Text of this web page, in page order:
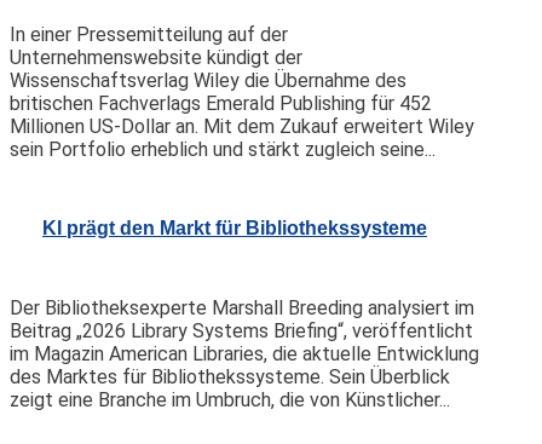
In einer Pressemitteilung auf der
Unternehmenswebsite kündigt der
Wissenschaftsverlag Wiley die Übernahme des
britischen Fachverlags Emerald Publishing für 452
Millionen US-Dollar an. Mit dem Zukauf erweitert Wiley
sein Portfolio erheblich und stärkt zugleich seine...
KI prägt den Markt für Bibliothekssysteme
Der Bibliotheksexperte Marshall Breeding analysiert im
Beitrag „2026 Library Systems Briefing“, veröffentlicht
im Magazin American Libraries, die aktuelle Entwicklung
des Marktes für Bibliothekssysteme. Sein Überblick
zeigt eine Branche im Umbruch, die von Künstlicher...